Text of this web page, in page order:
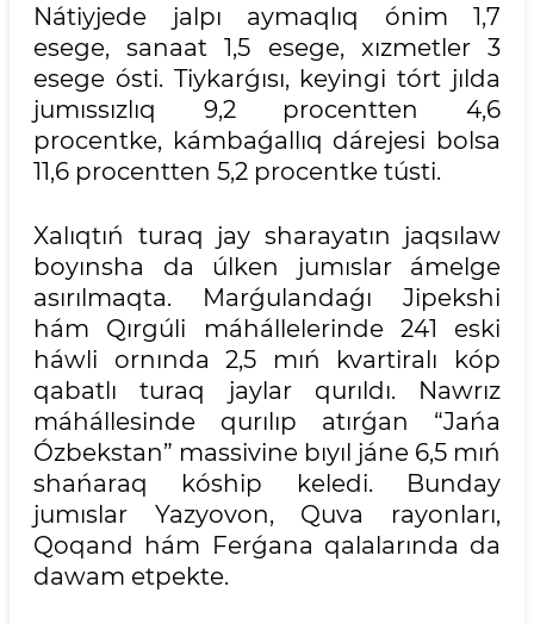
Nátiyjede jalpı aymaqlıq ónim 1,7
esege, sanaat 1,5 esege, xızmetler 3
esege ósti. Tiykarǵısı, keyingi tórt jılda
jumıssızlıq 9,2 procentten 4,6
procentke, kámbaǵallıq dárejesi bolsa
11,6 procentten 5,2 procentke tústi.
Xalıqtıń turaq jay sharayatın jaqsılaw
boyınsha da úlken jumıslar ámelge
asırılmaqta. Marǵulandaǵı Jipekshi
hám Qırgúli máhállelerinde 241 eski
háwli ornında 2,5 mıń kvartiralı kóp
qabatlı turaq jaylar qurıldı. Nawrız
máhállesinde qurılıp atırǵan “Jańa
Ózbekstan” massivine bıyıl jáne 6,5 mıń
shańaraq kóship keledi. Bunday
jumıslar Yazyovon, Quva rayonları,
Qoqand hám Ferǵana qalalarında da
dawam etpekte.